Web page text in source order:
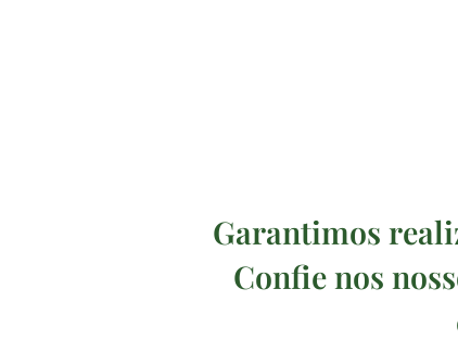
Garantimos
Confie nos